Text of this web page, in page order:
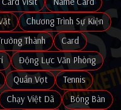
Chương Trình Sự Kiện
Thành
Card
Động Lực Văn Phòng
Quần Vợt
Tennis
Chạy Việt Dã
Bóng Bàn